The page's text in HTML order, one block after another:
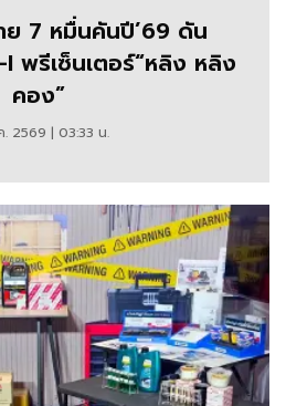
ย 7 หมื่นคันปี’69 ดัน
I พรีเซ็นเตอร์“หลิง หลิง
คอง”
. 2569 | 03:33 น.